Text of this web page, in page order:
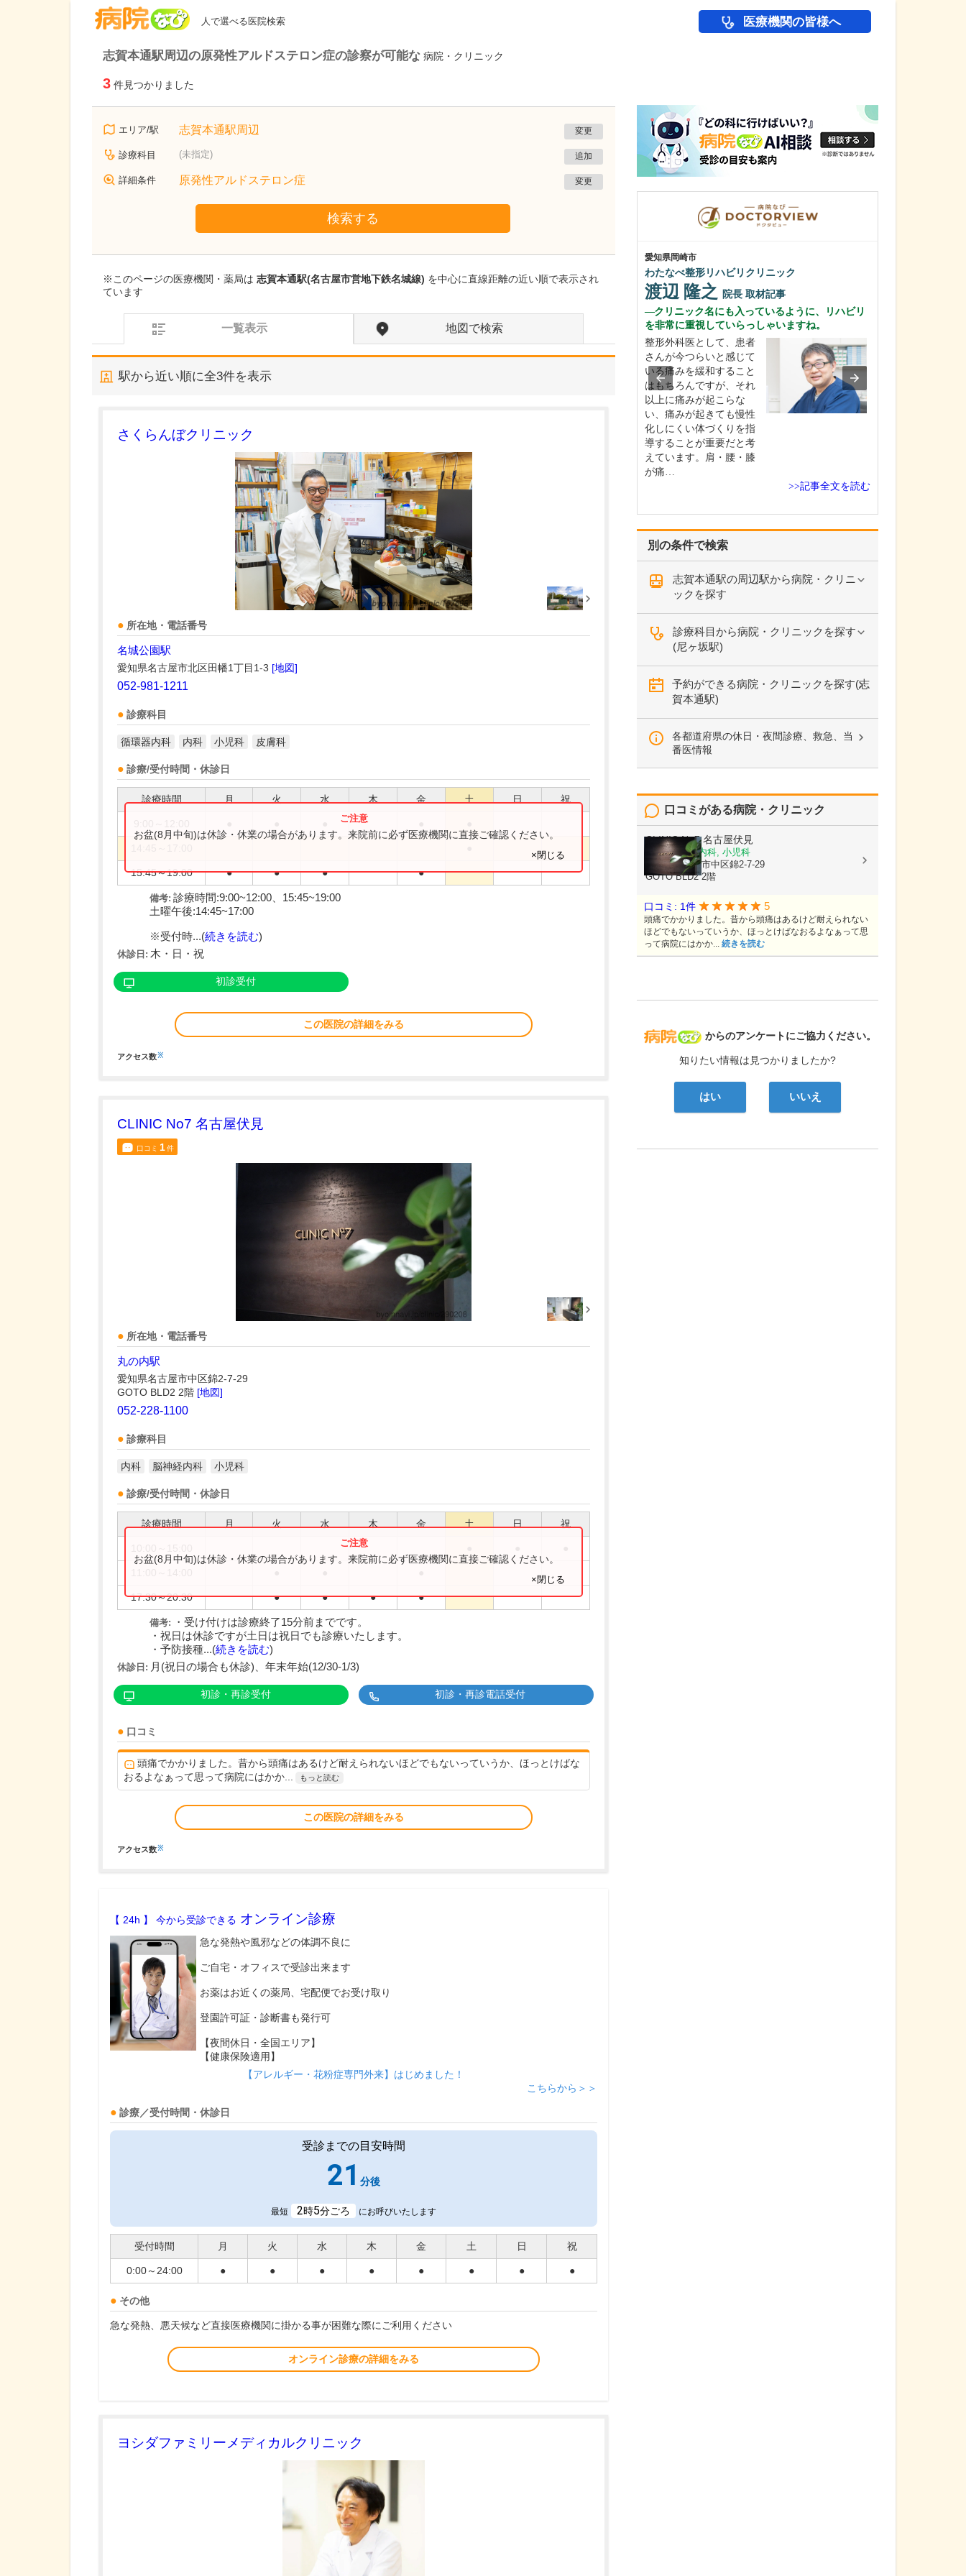
人で選べる医院検索 医療機関の皆様へ
志賀本通駅周辺の原発性アルドステロン症の診察が可能な 病院・クリニック
3 件見つかりました
エリア/駅 志賀本通駅周辺 変更
診療科目 (未指定) 追加
詳細条件 原発性アルドステロン症 変更
検索する
※このページの医療機関・薬局は 志賀本通駅(名古屋市営地下鉄名城線) を中心に直線距離の近い順で表示され
ています
一覧表示 地図で検索
駅から近い順に全3件を表示
さくらんぼクリニック
所在地・電話番号
名城公園駅
愛知県名古屋市北区田幡1丁目1-3 [地図]
052-981-1211
診療科目
循環器内科 内科 小児科 皮膚科
診療/受付時間・休診日
診療時間 月 火 水 木 金 土 日 祝
15:45～19:00 ● ● ● ●
お盆(8月中旬)は休診・休業の場合があります。来院前に必ず医療機関に直接ご確認ください。
×閉じる
備考: 診療時間:9:00~12:00、15:45~19:00
土曜午後:14:45~17:00
※受付時...(続きを読む)
休診日: 木・日・祝
初診受付
この医院の詳細をみる
アクセス数※
CLINIC No7 名古屋伏見
口コミ 1件
所在地・電話番号
丸の内駅
愛知県名古屋市中区錦2-7-29
GOTO BLD2 2階 [地図]
052-228-1100
診療科目
内科 脳神経内科 小児科
診療/受付時間・休診日
診療時間 月 火 水 木 金 土 日 祝
17:30～20:30 ● ● ● ●
お盆(8月中旬)は休診・休業の場合があります。来院前に必ず医療機関に直接ご確認ください。
×閉じる
備考:
・受け付けは診療終了15分前までです。
・祝日は休診ですが土日は祝日でも診療いたします。
・予防接種...(続きを読む)
休診日: 月(祝日の場合も休診)、年末年始(12/30-1/3)
初診・再診受付 初診・再診電話受付
口コミ
頭痛でかかりました。昔から頭痛はあるけど耐えられないほどでもないっていうか、ほっとけばな
おるよなぁって思って病院にはかか...
もっと読む
この医院の詳細をみる
アクセス数※
【 24h 】 今から受診できる オンライン診療
急な発熱や風邪などの体調不良に
ご自宅・オフィスで受診出来ます
お薬はお近くの薬局、宅配便でお受け取り
登園許可証・診断書も発行可
【夜間休日・全国エリア】
【健康保険適用】
【アレルギー・花粉症専門外来】はじめました！
こちらから＞＞
診療／受付時間・休診日
受診までの目安時間
21 分後
最短 2時5分ごろ にお呼びいたします
受付時間 月 火 水 木 金 土 日 祝
0:00～24:00 ● ● ● ● ● ● ● ●
その他
急な発熱、悪天候など直接医療機関に掛かる事が困難な際にご利用ください
オンライン診療の詳細をみる
ヨシダファミリーメディカルクリニック
別の条件で検索
志賀本通駅の周辺駅から病院・クリニ
ックを探す
診療科目から病院・クリニックを探す
(尼ヶ坂駅)
予約ができる病院・クリニックを探す(志
賀本通駅)
各都道府県の休日・夜間診療、救急、当
番医情報
病院なび
からのアンケートにご協力ください。
知りたい情報は見つかりましたか?
はい いいえ
口コミがある病院・クリニック
CLINIC No7 名古屋伏見
内科, 脳神経内科, 小児科
愛知県名古屋市中区錦2-7-29
GOTO BLD2 2階
口コミ: 1件 5
頭痛でかかりました。昔から頭痛はあるけど耐えられない
ほどでもないっていうか、ほっとけばなおるよなぁって思
って病院にはかか... 続きを読む
愛知県岡崎市
わたなべ整形リハビリクリニック
渡辺 隆之 院長 取材記事
クリニック名にも入っているように、リハビリ
を非常に重視していらっしゃいますね。
整形外科医として、患者
さんが今つらいと感じて
いる痛みを緩和すること
はもちろんですが、それ
以上に痛みが起こらな
い、痛みが起きても慢性
化しにくい体づくりを指
導することが重要だと考
えています。肩・腰・膝
が痛…
>>記事全文を読む
埼玉県川越市
鈴木脳神経外科
鈴木 千尋
鈴木 海馬 院長 取材記事
現在、どのような患者さんが多く来院されてい
ますか?
生活習慣病の治療を目的
に定期的に通院されてい
る患者さんも多く、年齢
層と…